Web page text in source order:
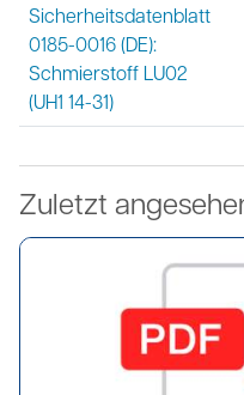
Sicherheitsdatenblatt
0185-0016 (DE):
Schmierstoff LU02
(UH1 14-31)
Zuletzt